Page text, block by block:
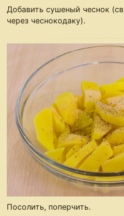
Добавить сушеный чеснок
через чеснокодаку).
Посолить, поперчить.